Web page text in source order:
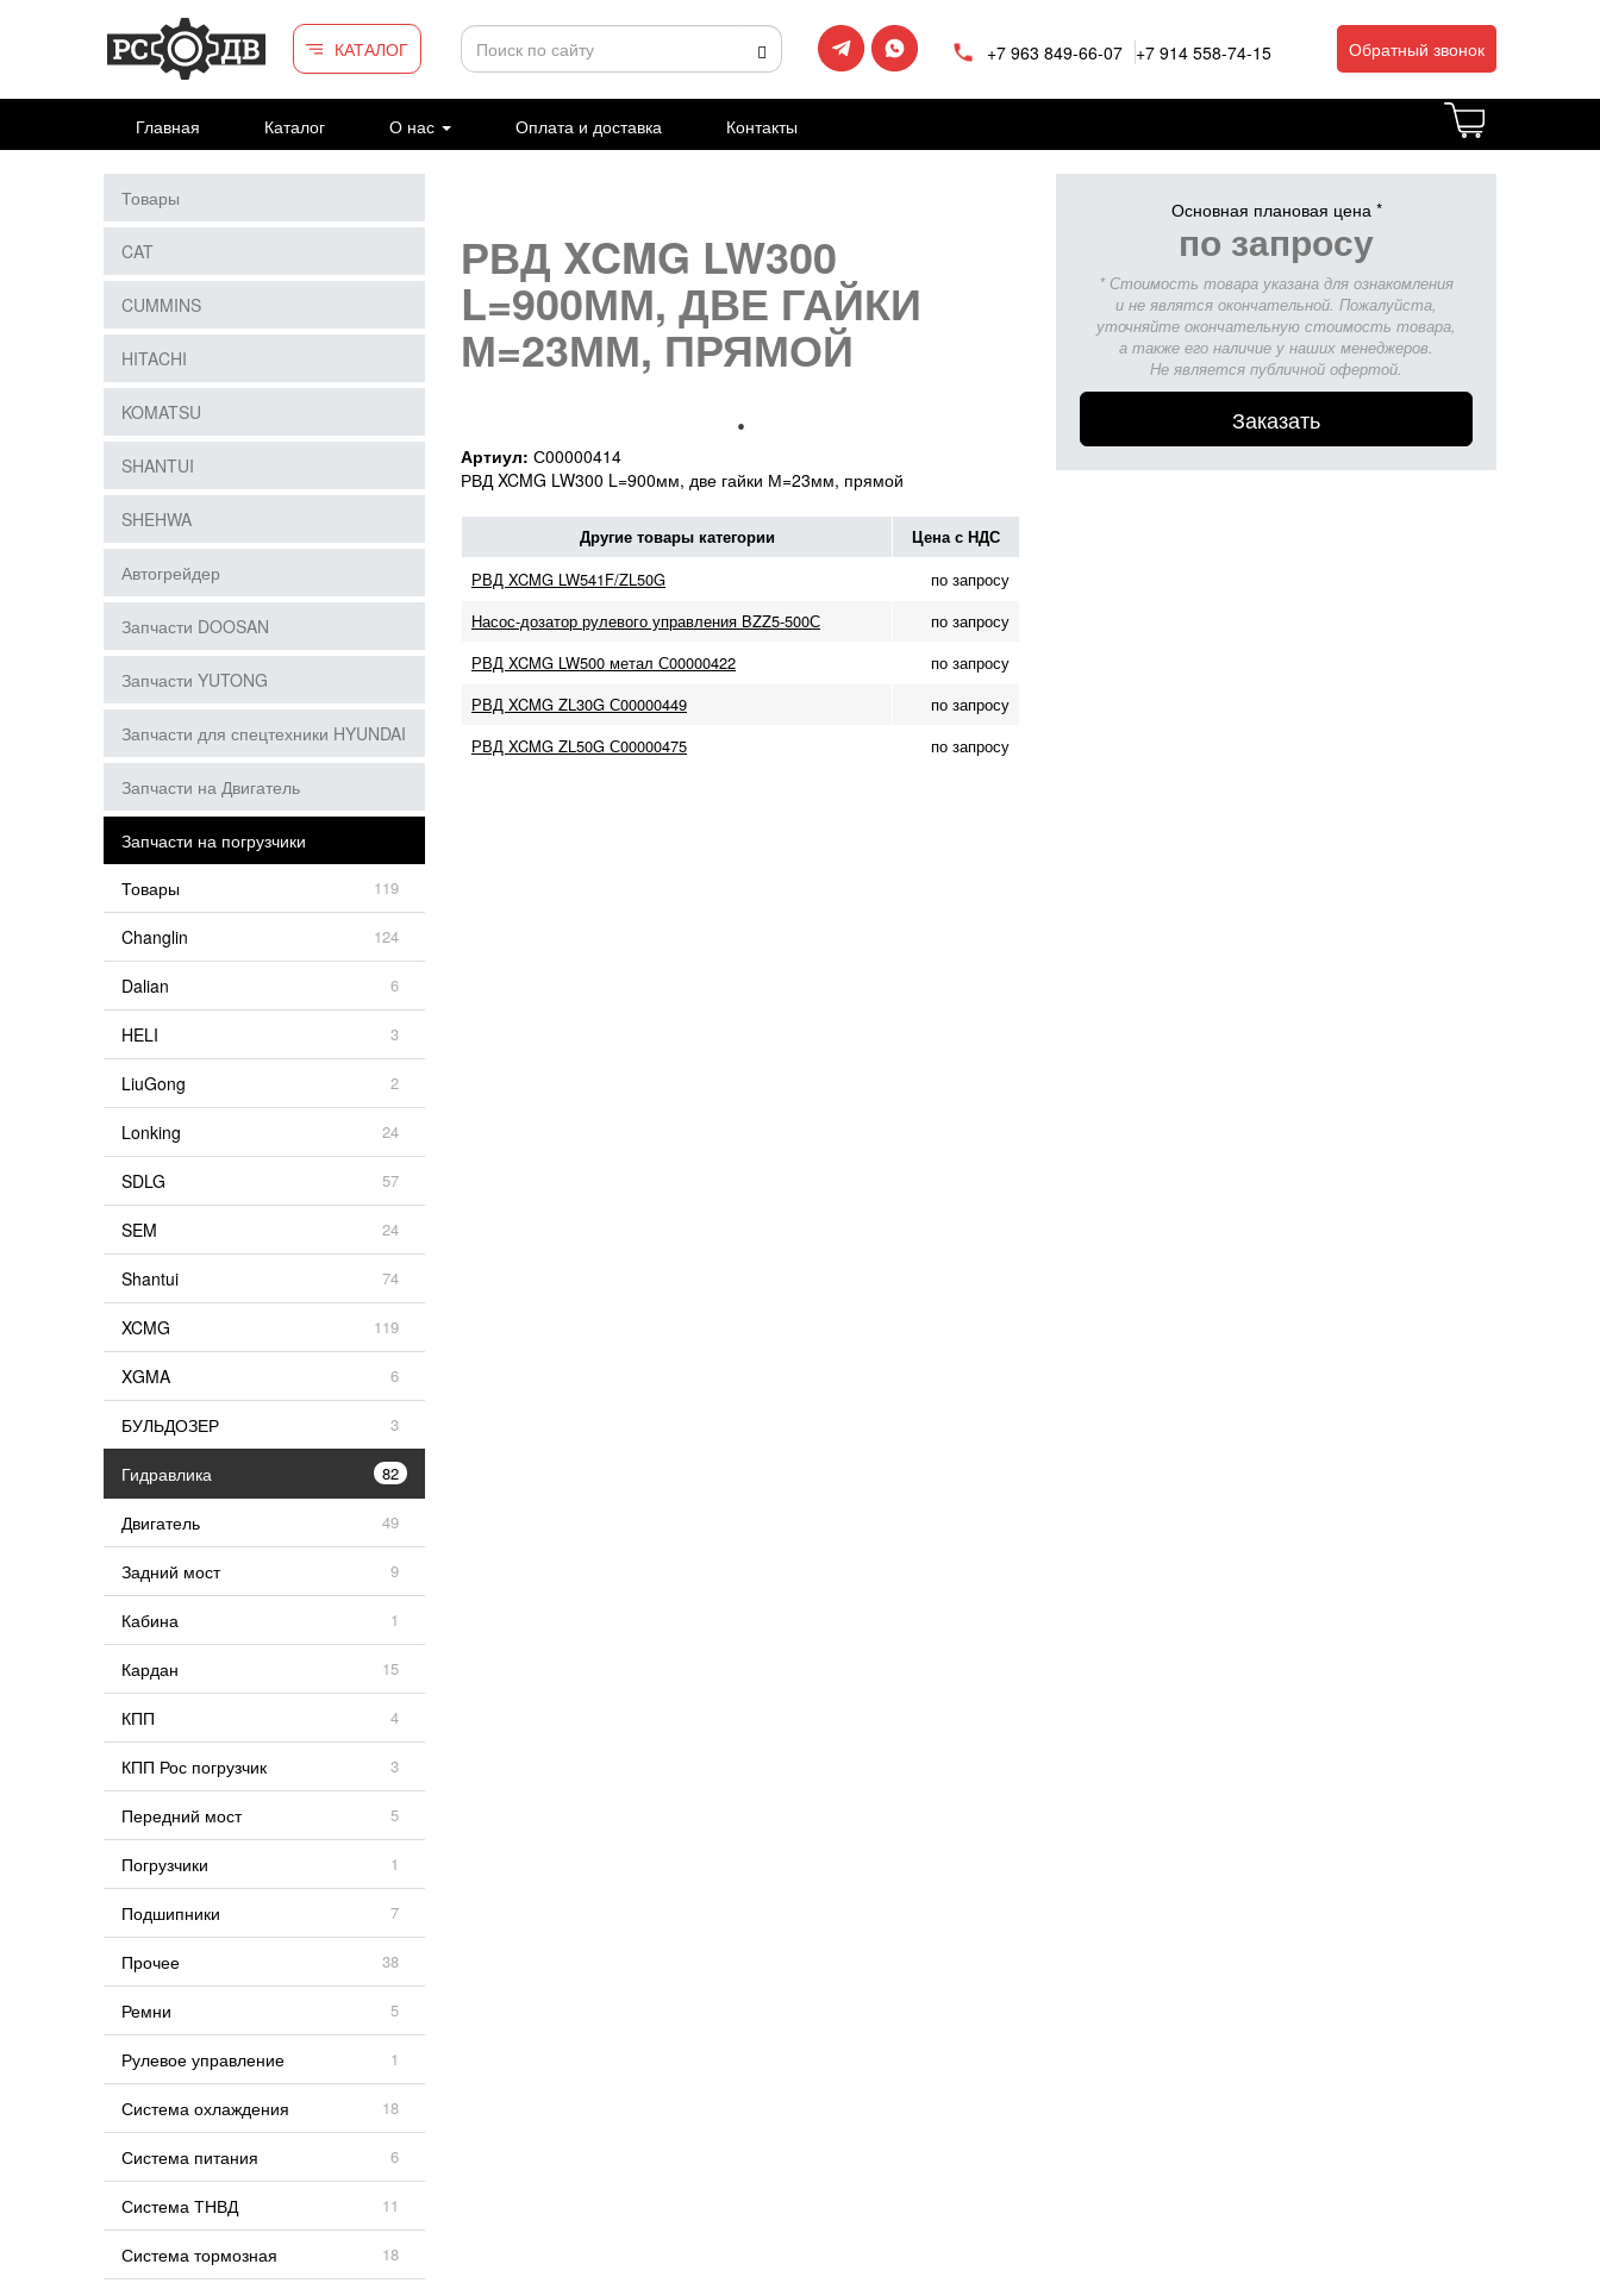
Перейти к основному содержанию
КАТАЛОГ
+7 963 849-66-07 +7 914 558-74-15 Обратный звонок
Главная Каталог О нас Оплата и доставка Контакты
РВД XCMG LW300
L=900ММ, ДВЕ ГАЙКИ
М=23ММ, ПРЯМОЙ
Артиул: С00000414
РВД XCMG LW300 L=900мм, две гайки М=23мм, прямой
Другие товары категории Цена с НДС
РВД XCMG LW541F/ZL50G
по запросу
Насос-дозатор рулевого управления BZZ5-500С
по запросу
РВД XCMG LW500 метал С00000422
по запросу
РВД XCMG ZL30G С00000449
по запросу
РВД XCMG ZL50G С00000475
по запросу
Основная плановая цена *
по запросу
* Стоимость товара указана для ознакомления
и не являтся окончательной. Пожалуйста,
уточняйте окончательную стоимость товара,
а также его наличие у наших менеджеров.
Не является публичной офертой.
Заказать
Товары
CAT
CUMMINS
HITACHI
KOMATSU
SHANTUI
SHEHWA
Автогрейдер
Запчасти DOOSAN
Запчасти YUTONG
Запчасти для спецтехники HYUNDAI
Запчасти на Двигатель
Запчасти на погрузчики
Товары
119
Changlin 124
Dalian 6
HELI 3
LiuGong 2
Lonking 24
SDLG 57
SEM 24
Shantui 74
XCMG 119
XGMA 6
БУЛЬДОЗЕР 3
Гидравлика 82
Двигатель 49
Задний мост 9
Кабина 1
Кардан 15
КПП 4
КПП Рос погрузчик 3
Передний мост 5
Погрузчики 1
Подшипники 7
Прочее 38
Ремни 5
Рулевое управление 1
Система охлаждения 18
Система питания 6
Система ТНВД 11
Система тормозная 18